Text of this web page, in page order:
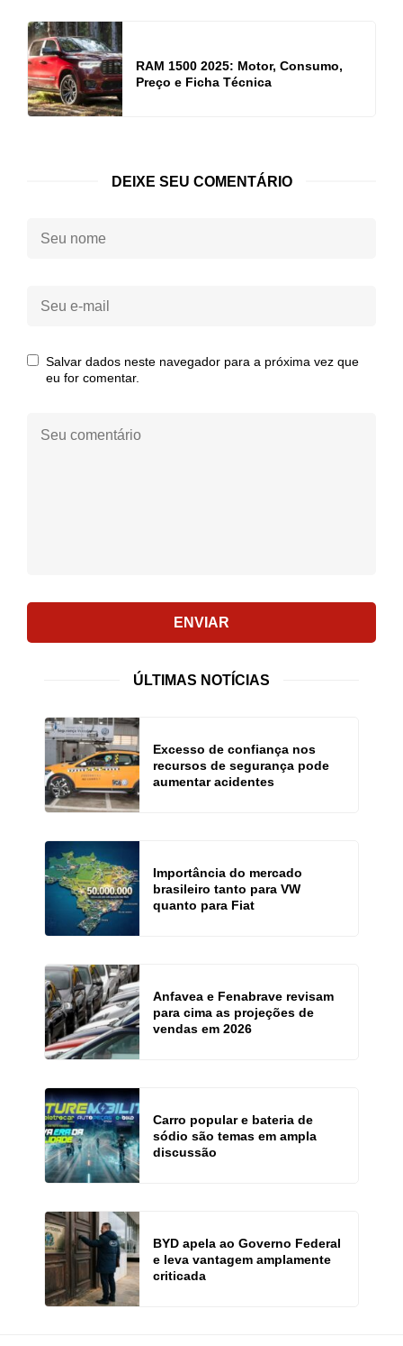
RAM 1500 2025: Motor, Consumo,
Preço e Ficha Técnica
DEIXE SEU COMENTÁRIO
Seu
nome:
Seu
Salvar dados neste navegador para a próxima vez que
eu for comentar.
comentário:
ENVIAR
ÚLTIMAS NOTÍCIAS
Excesso de confiança nos
recursos de segurança pode
aumentar acidentes
Importância do mercado
brasileiro tanto para VW
quanto para Fiat
Anfavea e Fenabrave revisam
para cima as projeções de
vendas em 2026
Carro popular e bateria de
sódio são temas em ampla
discussão
BYD apela ao Governo Federal
e leva vantagem amplamente
criticada